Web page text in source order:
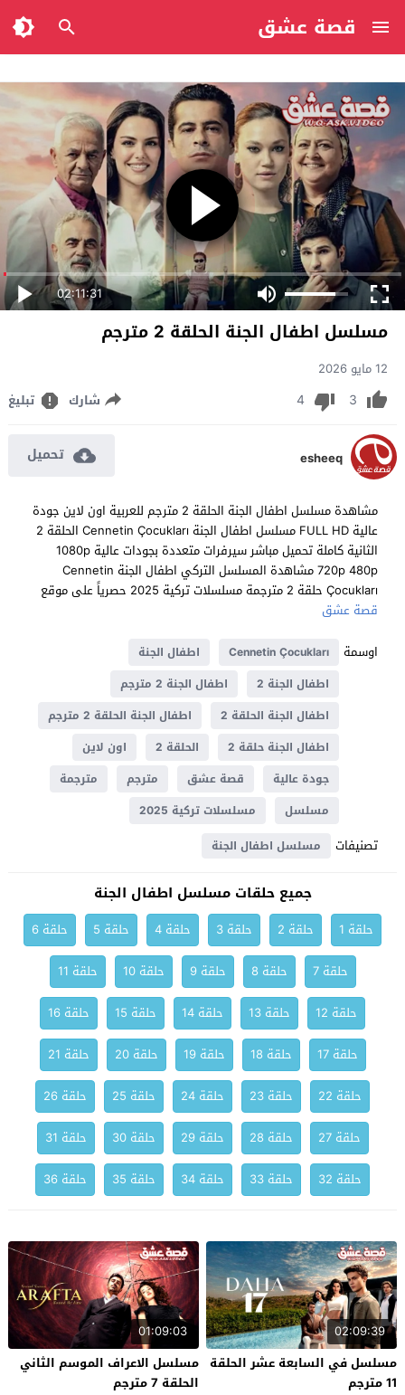
قصة عشق
02:11:31
مسلسل اطفال الجنة الحلقة 2 مترجم
12 مايو 2026
3
4 شارك تبليغ
esheeq تحميل
مشاهدة مسلسل اطفال الجنة الحلقة 2 مترجم للعربية اون لاين جودة
عالية FULL HD مسلسل اطفال الجنة Cennetin Çocukları الحلقة 2
الثانية كاملة تحميل مباشر سيرفرات متعددة بجودات عالية 1080p
720p 480p مشاهدة المسلسل التركي اطفال الجنة Cennetin
Çocukları حلقة 2 مترجمة مسلسلات تركية 2025 حصرياً على موقع
قصة عشق
اوسمة
Cennetin Çocukları
اطفال الجنة
اطفال الجنة 2
اطفال الجنة 2 مترجم
اطفال الجنة الحلقة 2
اطفال الجنة الحلقة 2 مترجم
اطفال الجنة حلقة 2
الحلقة 2
اون لاين
جودة عالية
قصة عشق مترجم
مترجمة
مسلسل
مسلسلات تركية 2025
تصنيفات مسلسل اطفال الجنة
جميع حلقات مسلسل اطفال الجنة
حلقة 1 حلقة 2 حلقة 3 حلقة 4 حلقة 5
حلقة 6
حلقة 7
حلقة 8 حلقة 9 حلقة 10
حلقة 11
حلقة 12
حلقة 13 حلقة 14 حلقة 15
حلقة 16
حلقة 17
حلقة 18 حلقة 19 حلقة 20
حلقة 21
حلقة 22
حلقة 23 حلقة 24 حلقة 25
حلقة 26
حلقة 27
حلقة 28 حلقة 29 حلقة 30
حلقة 31
حلقة 32
حلقة 33 حلقة 34 حلقة 35 حلقة 36
02:09:39
مسلسل في السابعة عشر الحلقة
11 مترجم
01:09:03
مسلسل الاعراف الموسم الثاني
الحلقة 7 مترجم